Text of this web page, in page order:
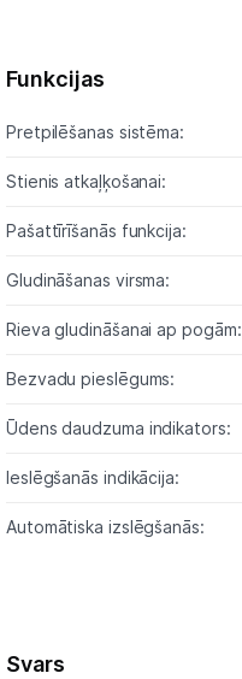
Funkcijas
Pretpilēšanas sistēma:
Stienis atkaļķošanai:
Pašattīrīšanās funkcija:
Gludināšanas virsma:
Rieva gludināšanai ap pogām:
Bezvadu pieslēgums:
Ūdens daudzuma indikators:
Ieslēgšanās indikācija:
Automātiska izslēgšanās:
Svars